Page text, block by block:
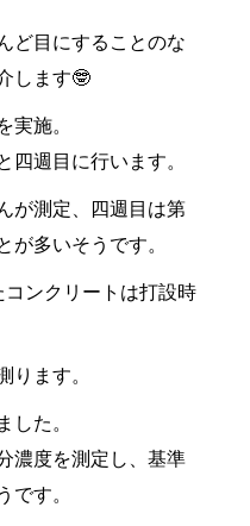
ど目にすることのな
します🤓
施。
週目に行います。
が測定、四週目は第
多いそうです。
ンクリートは打設時
ます。
た。
濃度を測定し、基準
す。